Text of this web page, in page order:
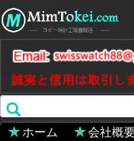
ホーム 会社概